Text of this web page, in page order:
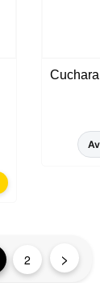
2 >
utilizar en